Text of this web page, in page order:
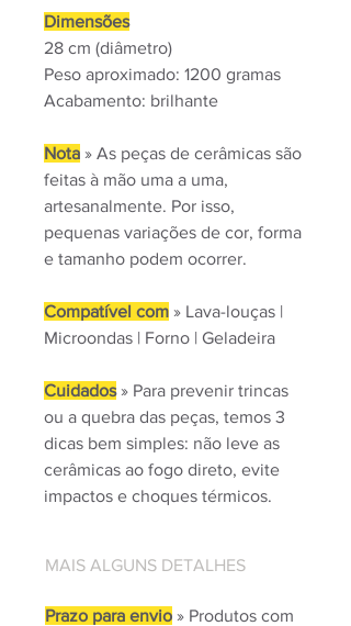
Dimensões
28 cm (diâmetro)
Peso aproximado: 1200 gramas
Acabamento: brilhante
Nota » As peças de cerâmicas são
feitas à mão uma a uma,
artesanalmente. Por isso,
pequenas variações de cor, forma
e tamanho podem ocorrer.
Compatível com » Lava-louças |
Microondas | Forno | Geladeira
Cuidados» Para prevenir trincas
ou a quebra das peças, temos 3
dicas bem simples: não leve as
cerâmicas ao fogo direto, evite
impactos e choques térmicos.
MAIS ALGUNS DETALHES
Prazo para envio » Produtos com